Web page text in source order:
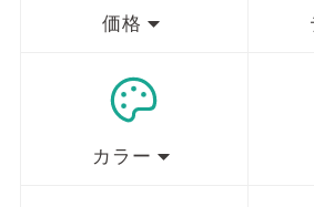
価格
カラー